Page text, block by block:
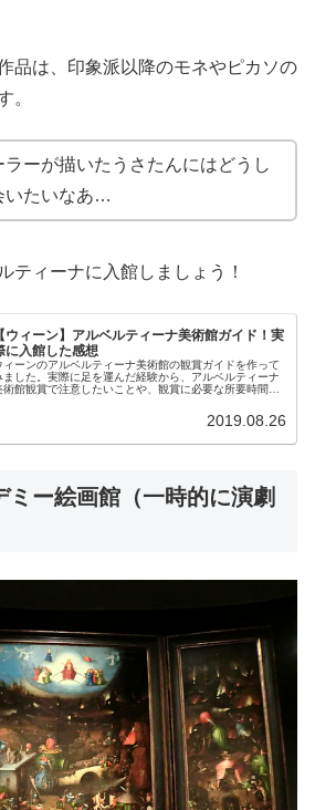
品は、印象派以降のモネやピカソの
。
ラーが描いたうさたんにはどうし
いたいなあ…
ティーナに入館しましょう！
【ウィーン】アルベルティーナ美術館ガイド！実
に入館した感想
ィーンのアルベルティーナ美術館の観賞ガイドを作って
ました。実際に足を運んだ経験から、アルベルティーナ
術館観賞で注意したいことや、観賞に必要な所要時間の
2019.08.26
ミー絵画館（一時的に演劇